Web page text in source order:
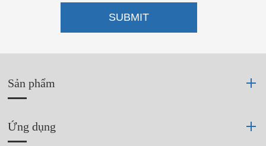
SUBMIT
Sản phẩm
Ứng dụng